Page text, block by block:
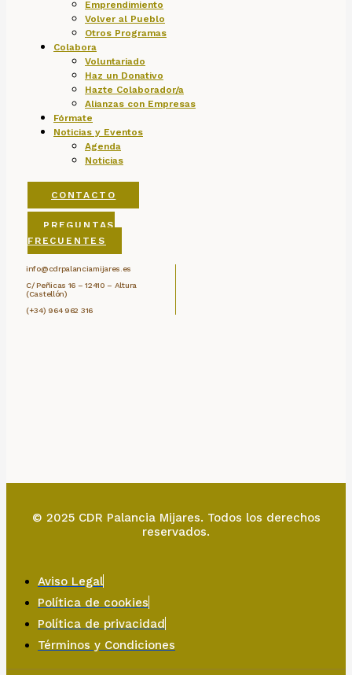
Emprendimiento
Volver al Pueblo
Otros Programas
Colabora
Voluntariado
Haz un Donativo
Hazte Colaborador/a
Alianzas con Empresas
Fórmate
Noticias y Eventos
Agenda
Noticias
CONTACTO
PREGUNTAS
FRECUENTES
info@cdrpalanciamijares.es
C/ Peñicas 16 – 12410 – Altura
(Castellón)
(+34) 964 962 316
© 2025 CDR Palancia Mijares. Todos los derechos
reservados.
Aviso Legal
Política de cookies
Política de privacidad
Términos y Condiciones